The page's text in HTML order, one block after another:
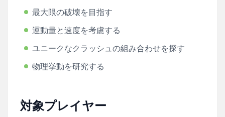
最大限の破壊を目指す
運動量と速度を考慮する
ユニークなクラッシュの組み合わせを探す
物理挙動を研究する
対象プレイヤー